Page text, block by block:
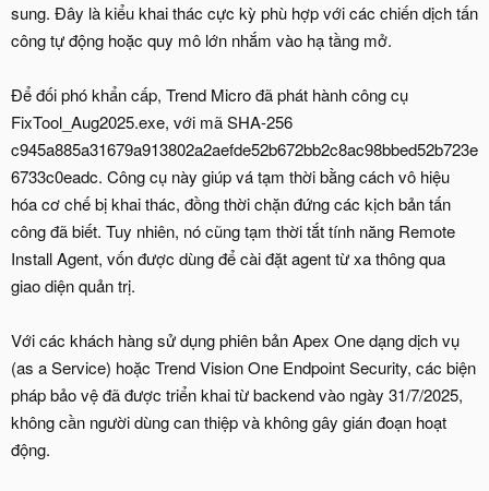
sung. Đây là kiểu khai thác cực kỳ phù hợp với các chiến dịch tấn
công tự động hoặc quy mô lớn nhắm vào hạ tầng mở.
Để đối phó khẩn cấp, Trend Micro đã phát hành công cụ
FixTool_Aug2025.exe, với mã SHA-256
c945a885a31679a913802a2aefde52b672bb2c8ac98bbed52b723e
6733c0eadc. Công cụ này giúp vá tạm thời bằng cách vô hiệu
hóa cơ chế bị khai thác, đồng thời chặn đứng các kịch bản tấn
công đã biết. Tuy nhiên, nó cũng tạm thời tắt tính năng Remote
Install Agent, vốn được dùng để cài đặt agent từ xa thông qua
giao diện quản trị.
Với các khách hàng sử dụng phiên bản Apex One dạng dịch vụ
(as a Service) hoặc Trend Vision One Endpoint Security, các biện
pháp bảo vệ đã được triển khai từ backend vào ngày 31/7/2025,
không cần người dùng can thiệp và không gây gián đoạn hoạt
động.